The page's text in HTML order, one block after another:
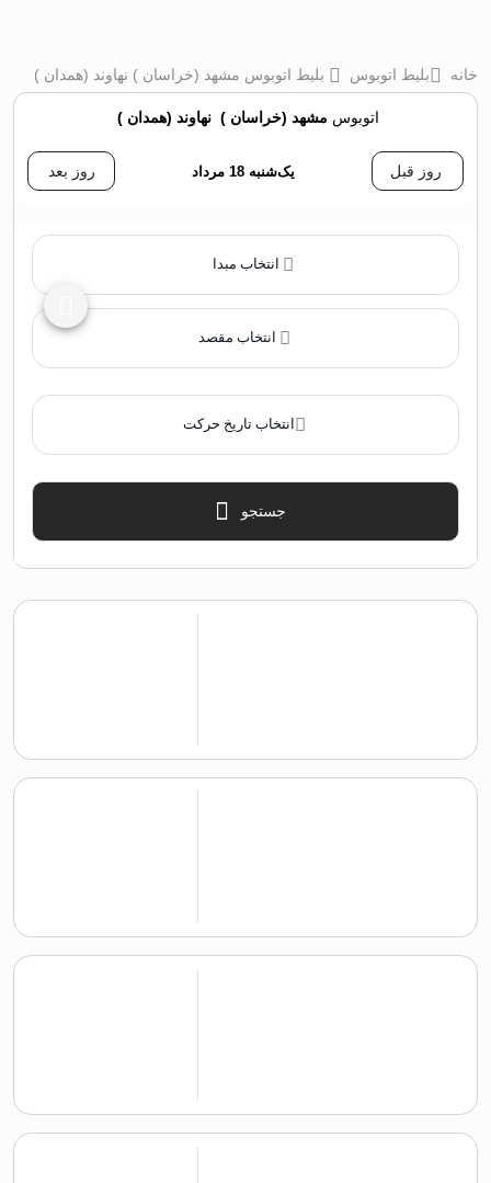
خانه بلیط اتوبوس بلیط اتوبوس مشهد (خراسان ) نهاوند (همدان )
اتوبوس مشهد (خراسان ) ‌نهاوند (همدان )
روز قبل یک‌شنبه 18 مرداد روز بعد
انتخاب تاریخ حرکت
جستجو